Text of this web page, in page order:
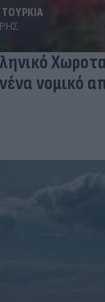
νομικό